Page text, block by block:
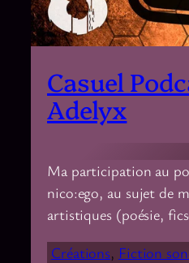
Casuel
Adelyx
Ma participation au
nico:ego, au sujet de
artistiques (poésie,
Créations, Fiction